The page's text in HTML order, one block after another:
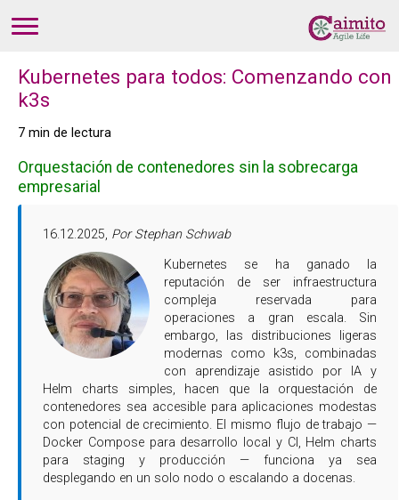
Kubernetes para todos: Comenzando con
k3s
7 min de lectura
Orquestación de contenedores sin la sobrecarga
empresarial
16.12.2025, Por Stephan Schwab
Kubernetes se ha ganado la
reputación de ser infraestructura
compleja reservada para
operaciones a gran escala. Sin
embargo, las distribuciones ligeras
modernas como k3s, combinadas
con aprendizaje asistido por IA y
Helm charts simples, hacen que la orquestación de
contenedores sea accesible para aplicaciones modestas
con potencial de crecimiento. El mismo flujo de trabajo —
Docker Compose para desarrollo local y CI, Helm charts
para staging y producción — funciona ya sea
desplegando en un solo nodo o escalando a docenas.